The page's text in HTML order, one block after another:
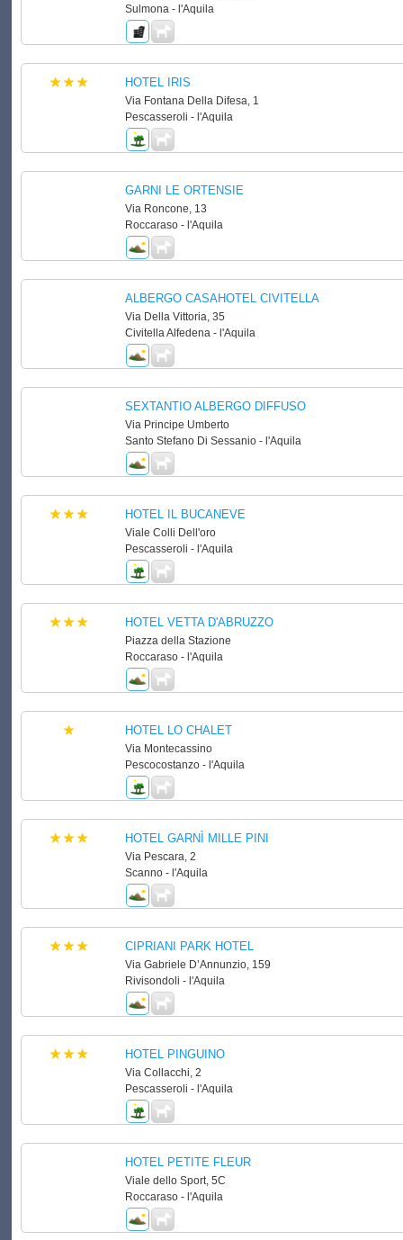
Sulmona - l'Aquila
HOTEL IRIS
Via Fontana Della Difesa, 1
Pescasseroli - l'Aquila
GARNI LE ORTENSIE
Via Roncone, 13
Roccaraso - l'Aquila
ALBERGO CASAHOTEL CIVITELLA
Via Della Vittoria, 35
Civitella Alfedena - l'Aquila
SEXTANTIO ALBERGO DIFFUSO
Via Principe Umberto
Santo Stefano Di Sessanio - l'Aquila
HOTEL IL BUCANEVE
Viale Colli Dell'oro
Pescasseroli - l'Aquila
HOTEL VETTA D'ABRUZZO
Piazza della Stazione
Roccaraso - l'Aquila
HOTEL LO CHALET
Via Montecassino
Pescocostanzo - l'Aquila
HOTEL GARNÌ MILLE PINI
Via Pescara, 2
Scanno - l'Aquila
CIPRIANI PARK HOTEL
Via Gabriele D’Annunzio, 159
Rivisondoli - l'Aquila
HOTEL PINGUINO
Via Collacchi, 2
Pescasseroli - l'Aquila
HOTEL PETITE FLEUR
Viale dello Sport, 5C
Roccaraso - l'Aquila